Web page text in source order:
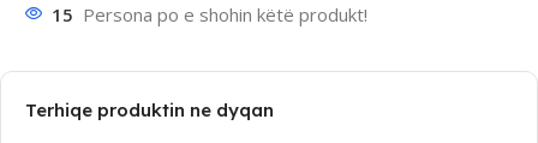
15 Persona po e shohin këtë produkt!
Terhiqe produktin ne dyqan